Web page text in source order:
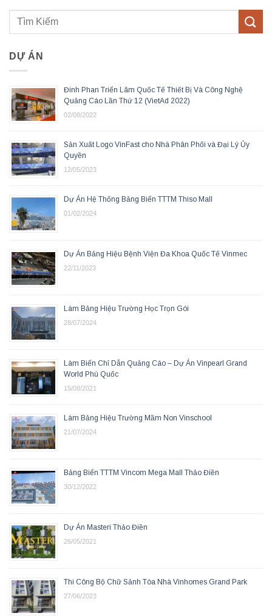
DỰ ÁN
Đinh Phan Triển Lãm Quốc Tế Thiết Bị Và Công Nghệ
Quảng Cáo Lần Thứ 12 (VietAd 2022)
02/08/2022
Sản Xuất Logo VinFast cho Nhà Phân Phối và Đại Lý Ủy
Quyền
12/05/2023
Dự Án Hệ Thống Bảng Biển TTTM Thiso Mall
01/02/2024
Dự Án Bảng Hiệu Bệnh Viện Đa Khoa Quốc Tế Vinmec
22/11/2023
Làm Bảng Hiệu Trường Học Trọn Gói
28/07/2024
Làm Biển Chỉ Dẫn Quảng Cáo – Dự Án Vinpearl Grand
World Phú Quốc
15/08/2021
Làm Bảng Hiệu Trường Mầm Non Vinschool
21/07/2024
Bảng Biển TTTM Vincom Mega Mall Thảo Điền
30/12/2022
Dự Án Masteri Thảo Điền
26/05/2021
Thi Công Bộ Chữ Sảnh Tòa Nhà Vinhomes Grand Park
27/06/2023